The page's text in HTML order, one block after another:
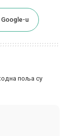
u
поља су